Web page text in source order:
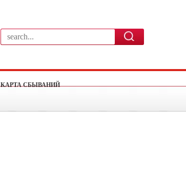
КАРТА СБЫВАНИЙ